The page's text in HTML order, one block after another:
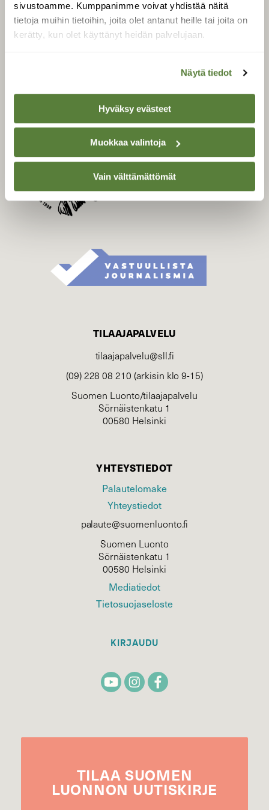
sivustoamme. Kumppanimme voivat yhdistää näitä
tietoja muihin tietoihin, joita olet antanut heille tai joita on
kerätty, kun olet käyttänyt heidän palvelujaan.
Näytä tiedot
Hyväksy evästeet
Muokkaa valintoja
Vain välttämättömät
Tilaa Suomen Luonto
Tilaa digilukuoikeus
Äänestä parasta juttua
SUOJELU­LIITTO
Suomen Luonto -lehden
kustantaja onSuomen
luonnonsuojelu­liitto
TILAAJAPALVELU
tilaajapalvelu@sll.fi
(09) 228 08 210 (arkisin klo 9-15)
Suomen Luonto/tilaajapalvelu
Sörnäistenkatu 1
00580 Helsinki
YHTEYSTIEDOT
Palautelomake
Yhteystiedot
palaute@suomenluonto.fi
Suomen Luonto
Sörnäistenkatu 1
00580 Helsinki
Mediatiedot
Tietosuojaseloste
KIRJAUDU
TILAA SUOMEN
LUONNON UUTIS­KIRJE